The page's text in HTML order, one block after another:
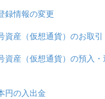
録情報の変更
資産（仮想通貨）のお取引
資産（仮想通貨）の預入・
円の入出金